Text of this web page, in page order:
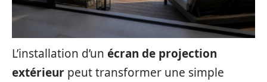
L’installation d’un écran de projection
extérieur peut transformer une simple